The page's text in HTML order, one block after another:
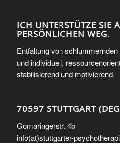
ICH UNTERSTÜTZE SIE
PERSÖNLICHEN WEG.
Entfaltung von
und individuell,
stabilisierend und motivierend.
70597 STUTTGART
Gomaringerstr. 4b
info(at)stuttgarter-